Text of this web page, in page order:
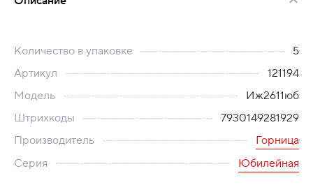
Количество в упаковке
5
Артикул
121194
Модель
Иж2611юб
Штрихкоды
7930149281929
Производитель
Горница
Серия
Юбилейная